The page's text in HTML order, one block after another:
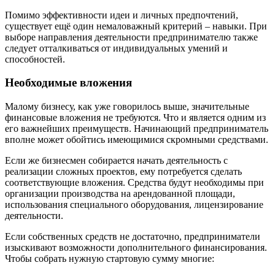
Помимо эффективности идеи и личных предпочтений,
существует ещё один немаловажный критерий – навыки. При
выборе направления деятельности предпринимателю также
следует отталкиваться от индивидуальных умений и
способностей.
Необходимые вложения
Малому бизнесу, как уже говорилось выше, значительные
финансовые вложения не требуются. Что и является одним из
его важнейших преимуществ. Начинающий предприниматель
вполне может обойтись имеющимися скромными средствами.
Если же бизнесмен собирается начать деятельность с
реализации сложных проектов, ему потребуется сделать
соответствующие вложения. Средства будут необходимы при
организации производства на арендованной площади,
использования специального оборудования, лицензирование
деятельности.
Если собственных средств не достаточно, предприниматели
изыскивают возможности дополнительного финансирования.
Чтобы собрать нужную стартовую сумму многие: